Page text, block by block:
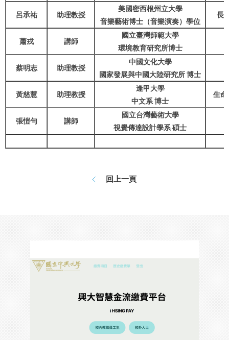
呂承祐 助理教授
美國密西根州立大學
音樂藝術博士（音樂演奏）學位
長
蕭戎 講師
國立臺灣師範大學
環境教育研究所博士
蔡明志 助理教授
中國文化大學
國家發展與中國大陸研究所 博士
黃慈慧 助理教授
逢甲大學
中文系 博士
生
張愷勻 講師
國立台灣藝術大學
視覺傳達設計學系 碩士
回上一頁